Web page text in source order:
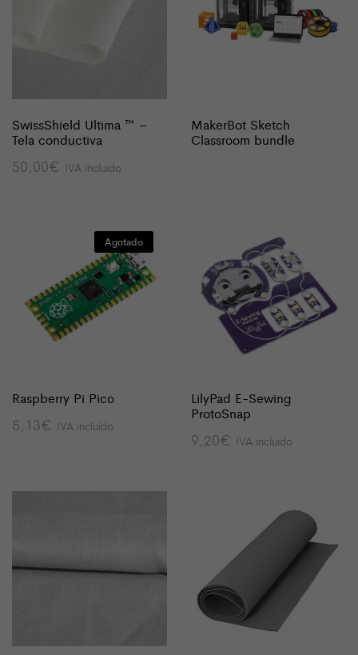
SwissShield Ultima ™ –
Tela conductiva
50,00€ IVA incluido
MakerBot Sketch
Classroom bundle
Agotado
Raspberry Pi Pico
5,13€ IVA incluido
LilyPad E-Sewing
ProtoSnap
9,20€ IVA incluido